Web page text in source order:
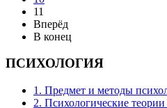
11
Вперёд
В конец
ПСИХОЛОГИЯ
1. Предмет и методы
2. Психологические